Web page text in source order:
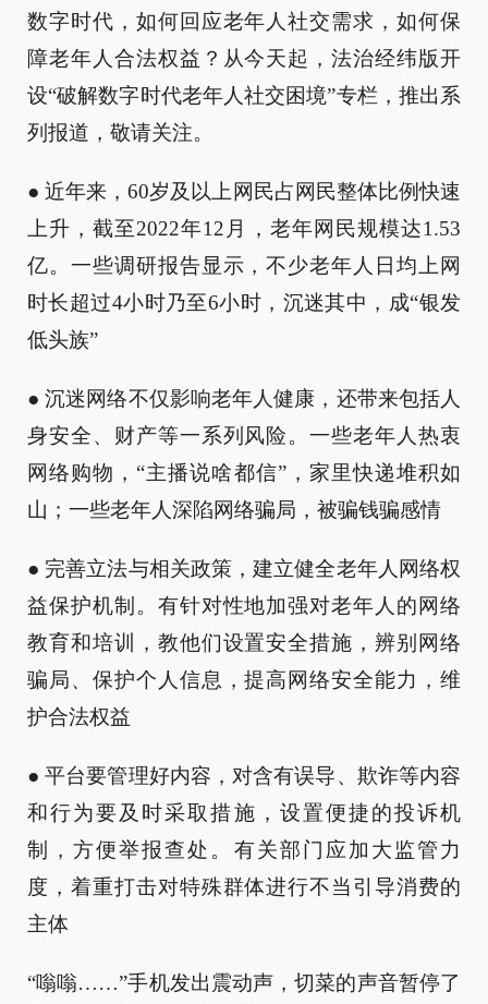
数字时代，如何回应老年人社交需求，如何保
障老年人合法权益？从今天起，法治经纬版开
设“破解数字时代老年人社交困境”专栏，推出系
列报道，敬请关注。
● 近年来，60岁及以上网民占网民整体比例快速
上升，截至2022年12月，老年网民规模达1.53
亿。一些调研报告显示，不少老年人日均上网
时长超过4小时乃至6小时，沉迷其中，成“银发
低头族”
● 沉迷网络不仅影响老年人健康，还带来包括人
身安全、财产等一系列风险。一些老年人热衷
网络购物，“主播说啥都信”，家里快递堆积如
山；一些老年人深陷网络骗局，被骗钱骗感情
● 完善立法与相关政策，建立健全老年人网络权
益保护机制。有针对性地加强对老年人的网络
教育和培训，教他们设置安全措施，辨别网络
骗局、保护个人信息，提高网络安全能力，维
护合法权益
● 平台要管理好内容，对含有误导、欺诈等内容
和行为要及时采取措施，设置便捷的投诉机
制，方便举报查处。有关部门应加大监管力
度，着重打击对特殊群体进行不当引导消费的
主体
“嗡嗡……”手机发出震动声，切菜的声音暂停了